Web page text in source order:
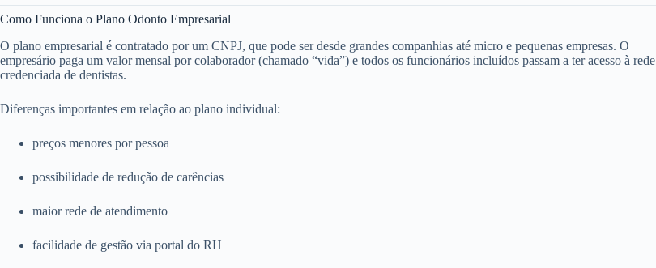
Como Funciona o Plano Odonto Empresarial
O plano empresarial é contratado por um CNPJ, que pode ser desde grandes companhias até micro e pequenas empresas. O
empresário paga um valor mensal por colaborador (chamado “vida”) e todos os funcionários incluídos passam a ter acesso à rede
credenciada de dentistas.
Diferenças importantes em relação ao plano individual:
preços menores por pessoa
possibilidade de redução de carências
maior rede de atendimento
facilidade de gestão via portal do RH